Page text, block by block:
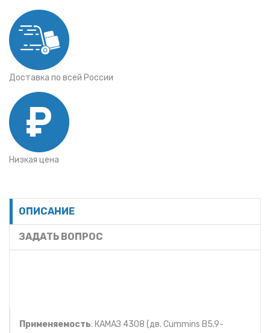
Доставка по всей России
Низкая цена
ОПИСАНИЕ
ЗАДАТЬ ВОПРОС
Применяемость: КАМАЗ 4308 (дв. Cummins B5.9-